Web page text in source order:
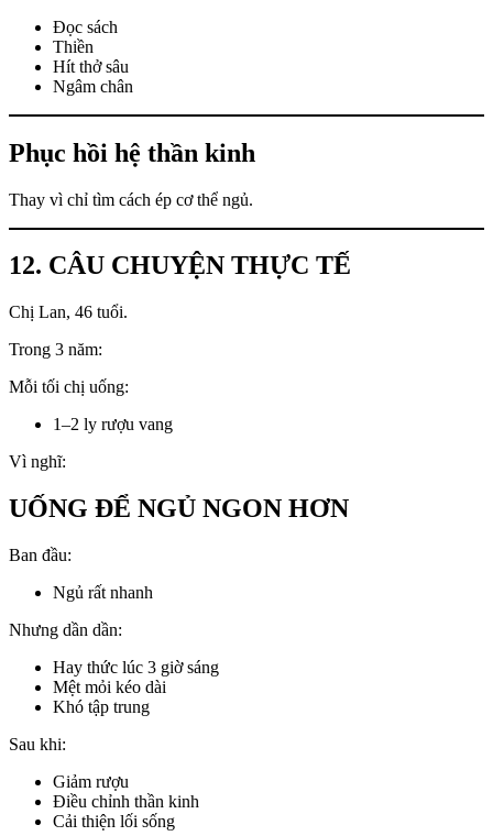
Đọc sách
Thiền
Hít thở sâu
Ngâm chân
Phục hồi hệ thần kinh
Thay vì chỉ tìm cách ép cơ thể ngủ.
12. CÂU CHUYỆN THỰC TẾ
Chị Lan, 46 tuổi.
Trong 3 năm:
Mỗi tối chị uống:
1–2 ly rượu vang
Vì nghĩ:
UỐNG ĐỂ NGỦ NGON HƠN
Ban đầu:
Ngủ rất nhanh
Nhưng dần dần:
Hay thức lúc 3 giờ sáng
Mệt mỏi kéo dài
Khó tập trung
Sau khi:
Giảm rượu
Điều chỉnh thần kinh
Cải thiện lối sống